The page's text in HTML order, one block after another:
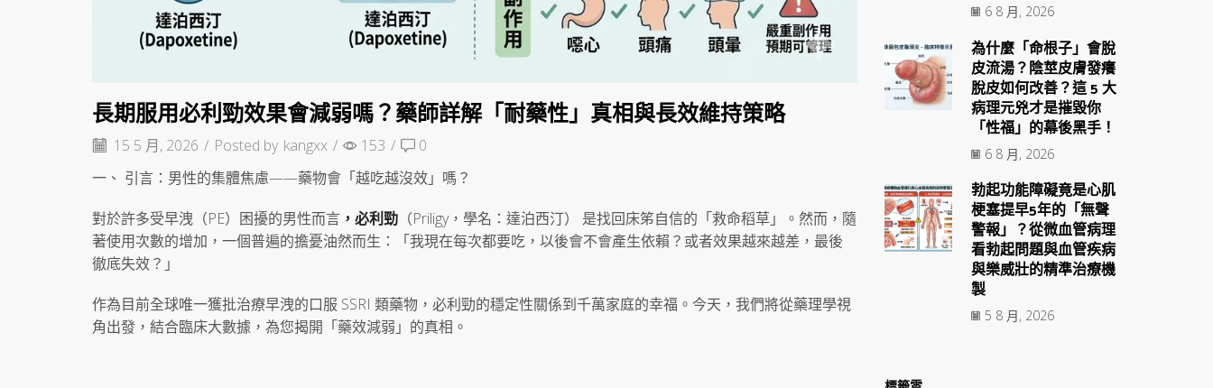
長期服用必利勁效果會減弱嗎？藥師詳解「耐藥性」真相與長效維持策略
15 5 月, 2026 / Posted by kangxx / 153 /
0
一、 引言：男性的集體焦慮——藥物會「越吃越沒效」嗎？
對於許多受早洩（PE）困擾的男性而言 ，必利勁 （Priligy，學名：達泊西汀） 是找回床笫自信的「救命稻草」。然而，隨
著使用次數的增加，一個普遍的擔憂油然而生：「我現在每次都要吃，以後會不會產生依賴？或者效果越來越差，最後
徹底失效？」
作為目前全球唯一獲批治療早洩的口服 SSRI 類藥物，必利勁的穩定性關係到千萬家庭的幸福。今天，我們將從藥理學視
角出發，結合臨床大數據，為您揭開「藥效減弱」的真相。
6 8 月, 2026
為什麼「命根子」會脫
皮流湯？陰莖皮膚發癢
脫皮如何改善？這 5 大
病理元兇才是摧毀你
「性福」的幕後黑手！
6 8 月, 2026
勃起功能障礙竟是心肌
梗塞提早5年的「無聲
警報」？從微血管病理
看勃起問題與血管疾病
與樂威壯的精準治療機
製
5 8 月, 2026